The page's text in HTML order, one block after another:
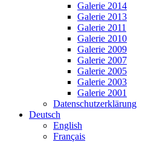
Galerie 2014
Galerie 2013
Galerie 2011
Galerie 2010
Galerie 2009
Galerie 2007
Galerie 2005
Galerie 2003
Galerie 2001
Datenschutzerklärung
Deutsch
English
Français